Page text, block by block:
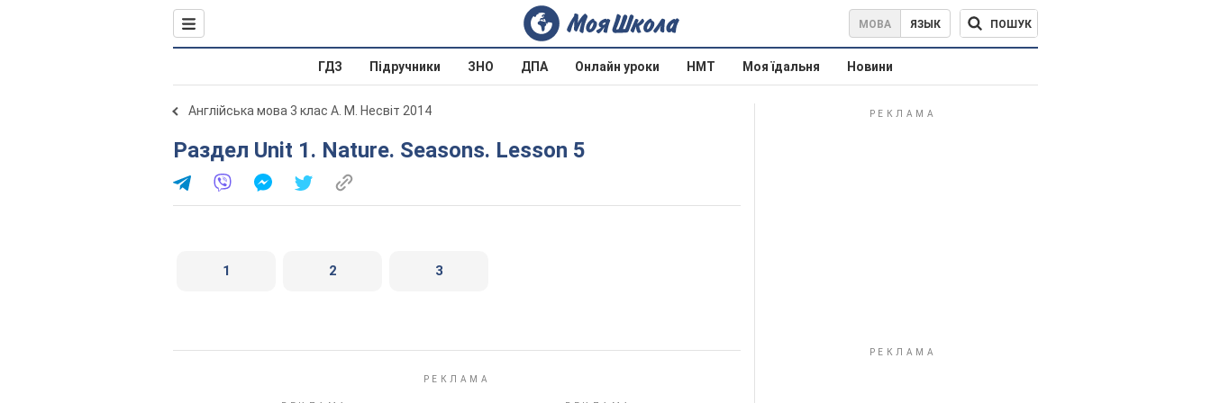
МОВА ЯЗЫК ПОШУК
ГДЗ Підручники ЗНО ДПА Онлайн уроки НМТ Моя їдальня Новини
Англійська мова 3 клас А. М. Несвіт 2014
Раздел Unit 1. Nature. Seasons. Lesson 5
1 2 3